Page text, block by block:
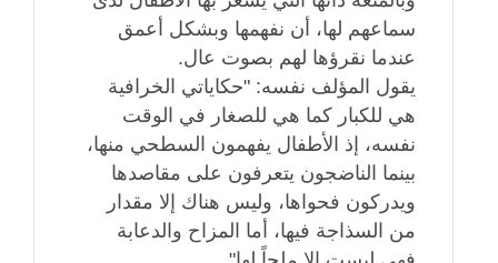
سماعهم لها، أن نفهمها وبشكل أعمق
عندما نقرؤها لهم بصوت عال.
يقول المؤلف نفسه: "حكاياتي الخرافية
هي للكبار كما هي للصغار في الوقت
نفسه، إذ الأطفال يفهمون السطحي منها،
بينما الناضجون يتعرفون على مقاصدها
ويدركون فحواها، وليس هناك إلا مقدار
من السذاجة فيها، أما المزاح والدعابة